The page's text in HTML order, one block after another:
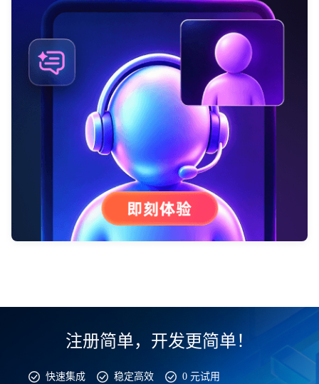
注册简单，开发更简单！
快速集成 稳定高效 0 元试用